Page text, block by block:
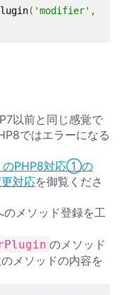
( 'modifier' ,
以前と同じ感覚で
ではエラーになる
のPHP8対応①の
対応を御覧くださ
のメソッド登録を工
のメソッド
メソッドの内容を